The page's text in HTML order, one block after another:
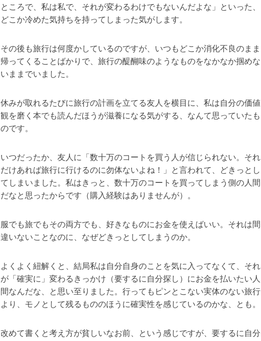
ところで、私は私で、それが変わるわけでもないんだよな」といった、
どこか冷めた気持ちを持ってしまった気がします。
その後も旅行は何度かしているのですが、いつもどこか消化不良のまま
帰ってくることばかりで、旅行の醍醐味のようなものをなかなか掴めな
いままでいました。
休みが取れるたびに旅行の計画を立てる友人を横目に、私は自分の価値
観を磨く本でも読んだほうが滋養になる気がする、なんて思っていたも
のです。
いつだったか、友人に「数十万のコートを買う人が信じられない。それ
だけあれば旅行に行けるのに勿体ないよね！」と言われて、どきっとし
てしまいました。私はきっと、数十万のコートを買ってしまう側の人間
だなと思ったからです（購入経験はありませんが）。
服でも旅でもその両方でも、好きなものにお金を使えばいい。それは間
違いないことなのに、なぜどきっとしてしまうのか。
よくよく紐解くと、結局私は自分自身のことを気に入ってなくて、それ
が「確実に」変わるきっかけ（要するに自分探し）にお金を払いたい人
間なんだな、と思い至りました。行ってもピンとこない実体のない旅行
より、モノとして残るもののほうに確実性を感じているのかな、とも。
改めて書くと考え方が貧しいなお前、という感じですが、要するに自分